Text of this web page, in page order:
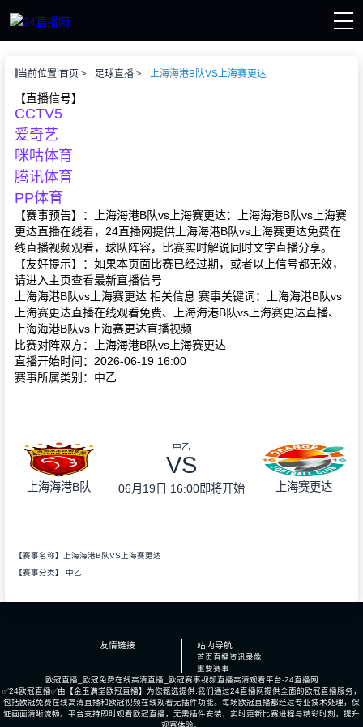
事
当前位置:首页 足球直播 上海海港B队VS上海赛更达
【直播信号】
CCTV5
爱奇艺
咪咕体育
腾讯体育
PP体育
【赛事预告】：上海海港B队vs上海赛更达：上海海港B队vs上海赛
更达直播在线看，24直播网提供上海海港B队vs上海赛更达免费在
线直播视频观看，球队阵容，比赛实时解说同时文字直播分享。
【友好提示】：如果本页面比赛已经过期，或者以上信号都无效，
请进入主页查看最新直播信号
上海海港B队vs上海赛更达 相关信息 赛事关键词：上海海港B队vs
上海赛更达直播在线观看免费、上海海港B队vs上海赛更达直播、
上海海港B队vs上海赛更达直播视频
比赛对阵双方：上海海港B队vs上海赛更达
直播开始时间：2026-06-19 16:00
赛事所属类别：中乙
上海海港B队
中乙
VS
06月19日 16:00即将开始 上海赛更达
【赛事名称】上海海港B队VS上海赛更达
【赛事分类】 中乙
友情链接 站内导航
首页直播资讯录像
重要赛事
欧冠直播_欧冠免费在线高清直播_欧冠赛事视频直播高清观看平台-24直播网
✅24欧冠直播✅由【金玉满堂欧冠直播】为您甄选提供:我们通过24直播网提供全面的欧冠直播服务，
包括欧冠免费在线高清直播和欧冠视频在线观看无插件功能。每场欧冠直播都经过专业技术处理，保
证画面清晰流畅。平台支持即时观看欧冠直播，无需插件安装，实时更新比赛进程与精彩时刻，提升
观赛体验。